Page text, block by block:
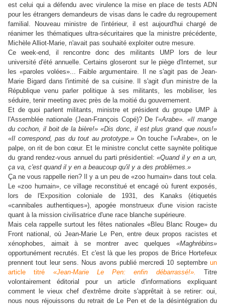
est celui qui a défendu avec virulence la mise en place de tests ADN
pour les étrangers demandeurs de visas dans le cadre du regroupement
familial. Nouveau ministre de l'intérieur, il est aujourd'hui chargé de
réanimer les thématiques ultra-sécuritaires que la ministre précédente,
Michèle Alliot-Marie, n'avait pas souhaité exploiter outre mesure.
Ce week-end, il rencontre donc des militants UMP lors de leur
université d'été annuelle. Certains gloseront sur le piège d'Internet, sur
les «paroles volées»... Faible argumentaire. Il ne s'agit pas de Jean-
Marie Bigard dans l'intimité de sa cuisine. Il s'agit d'un ministre de la
République venu parler politique à ses militants, les mobiliser, les
séduire, tenir meeting avec près de la moitié du gouvernement.
Et de quoi parlent militants, ministre et président du groupe UMP à
l'Assemblée nationale (Jean-François Copé)? De l'«Arabe». «Il mange
du cochon, il boit de la bière!» «Dis donc, il est plus grand que nous!»
«Il correspond, pas du tout au prototype.» On touche l'«Arabe», on le
palpe, on rit de bon cœur. Et le ministre conclut cette saynète politique
du grand rendez-vous annuel du parti présidentiel:«Quand il y en a un,
ça va, c'est quand il y en a beaucoup qu'il y a des problèmes.»
Ça ne vous rappelle rien? Il y a un peu de «zoo humain» dans tout cela.
Le «zoo humain», ce village reconstitué et encagé où furent exposés,
lors de l'Exposition coloniale de 1931, des Kanaks (étiquetés
«cannibales authentiques»), apogée monstrueux d'une vision raciste
quant à la mission civilisatrice d'une race blanche supérieure.
Mais cela rappelle surtout les fêtes nationales «Bleu Blanc Rouge» du
Front national, où Jean-Marie Le Pen, entre deux propos racistes et
xénophobes, aimait à se montrer avec quelques «Maghrébins»
opportunément recrutés. Et c'est là que les propos de Brice Hortefeux
prennent tout leur sens. Nous avons publié mercredi 10 septembre un
article titré «Jean-Marie Le Pen: enfin débarrassé!».
Titre
volontairement éditorial pour un article d'informations expliquant
comment le vieux chef d'extrême droite s'apprêtait à se retirer: oui,
nous nous réjouissons du retrait de Le Pen et de la désintégration du